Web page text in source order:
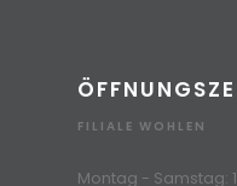
FILIALE WOHLEN
Montag - Samstag: